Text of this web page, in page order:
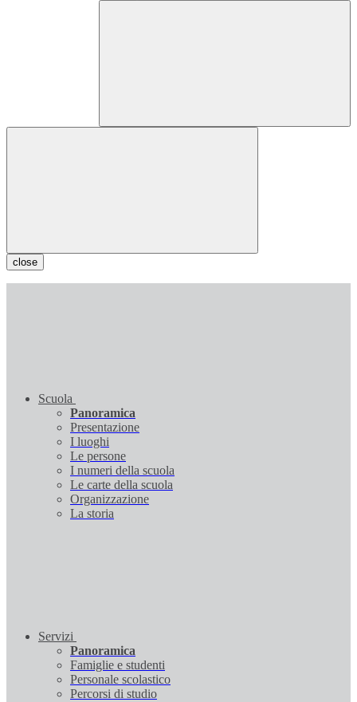
close
Scuola
Panoramica
Presentazione
I luoghi
Le persone
I numeri della scuola
Le carte della scuola
Organizzazione
La storia
Servizi
Panoramica
Famiglie e studenti
Personale scolastico
Percorsi di studio